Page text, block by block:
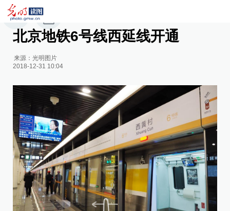
北京地铁6号线西延线开通
来源：光明图片
2018-12-31 10:04